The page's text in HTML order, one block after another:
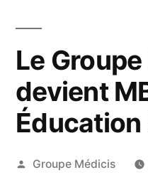
Le
devient
Éducation
Publié
Groupe Médicis